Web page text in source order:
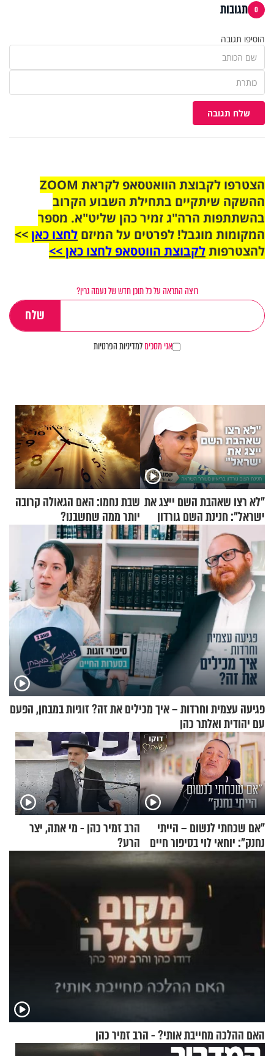
0 תגובות
הוסיפו תגובה
שלח תגובה
הצטרפו לקבוצת הוואטסאפ לקראת ZOOM
ההשקה שיתקיים בתחילת השבוע הקרוב
בהשתתפות הרה"ג זמיר כהן שליט"א. מספר
המקומות מוגבל! לפרטים על המיזם לחצו כאן>>
להצטרפותלקבוצת הווטסאפ לחצו כאן >>
רוצה התראה על כל תוכן חדש של נעמה גרין?
אני מסכיםלמדיניות הפרטיות
"לא רצו שאהבת השם ייצג את
ישראל": חנינת השם גורדון
בריאיון מעורר השראה
שבת נחמו: האם הגאולה קרובה
יותר ממה שחשבנו?
פגיעה עצמית וחרדות – איך מכילים את זה? זוגיות במבחן, הפעם
עם יהודית ואלתר כהן
"אם שכחתי לנשום – הייתי
נחנק": יוחאי לוי בסיפור חיים
הרב זמיר כהן - מי אתה, יצר
הרע?
האם ההלכה מחייבת אותי? - הרב זמיר כהן